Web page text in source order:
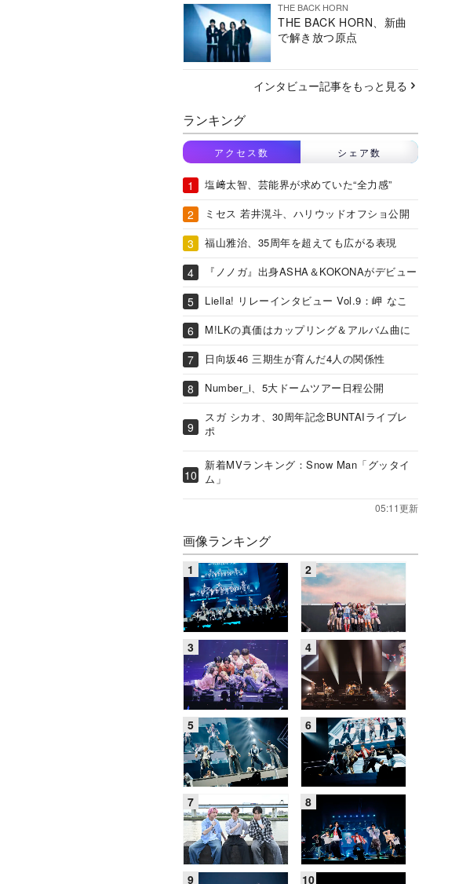
THE BACK HORN
THE BACK HORN、新曲
で解き放つ原点
インタビュー記事をもっと見る
ランキング
アクセス数 シェア数
塩﨑太智、芸能界が求めていた“全力感”
ミセス 若井滉斗、ハリウッドオフショ公開
福山雅治、35周年を超えても広がる表現
『ノノガ』出身ASHA＆KOKONAがデビュー
Liella! リレーインタビュー Vol.9：岬 なこ
M!LKの真価はカップリング＆アルバム曲に
日向坂46 三期生が育んだ4人の関係性
Number_i、5大ドームツアー日程公開
スガ シカオ、30周年記念BUNTAIライブレ
ポ
新着MVランキング：Snow Man「グッタイ
ム」
05:11更新
画像ランキング